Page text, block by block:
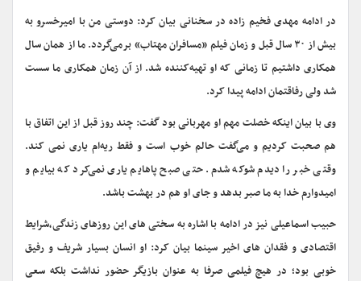
در ادامه مهدی فخیم زاده در سخنانی بیان کرد: دوستی من با امیرخسرو به
بیش از ۳۰ سال قبل و زمان فیلم «مسافران مهتاب» برمی‌گردد. ما از همان سال
همکاری داشتیم تا زمانی که او تهیه‌کننده شد. از آن زمان همکاری ما سست
شد ولی رفاقتمان ادامه پیدا کرد.
وی با بیان اینکه خصلت مهم او مهربانی بود گفت: چند روز قبل از این اتفاق با
هم صحبت کردیم و می‌گفت حالم خوب است و فقط ریه‌ام یاری نمی کند.
وقتی خبر را دیدم شوکه شدم. حتی صبح پاهایم یاری نمی‌کرد که بیایم و
امیدوارم خدا به ما صبر بدهد و جای او هم در بهشت باشد.
حبیب اسماعیلی نیز در ادامه با اشاره به سختی های این روزهای زندگی،شرایط
اقتصادی و فقدان های اخیر سینما بیان کرد: او انسان بسیار شریف‌ و رفیق
خوبی بود؛ در هیچ فیلمی صرفا به عنوان بازیگر حضور نداشت بلکه سعی